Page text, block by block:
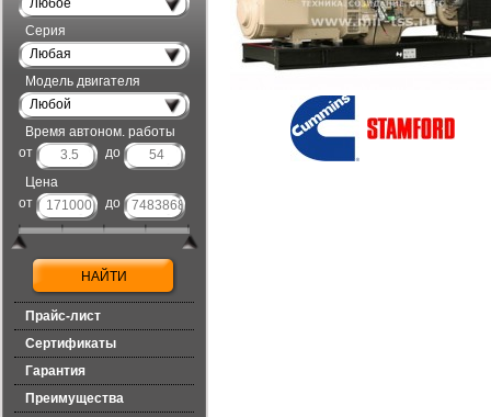
Любое
Серия
Любая
Модель двигателя
Любой
Время автоном. работы
от
до
Цена
от
до
Прайс-лист
Сертификаты
Гарантия
Преимущества